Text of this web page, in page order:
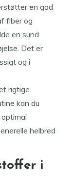
en god
fiber og
en sund
Det er
og i
rigtige
kan du
helbred
i